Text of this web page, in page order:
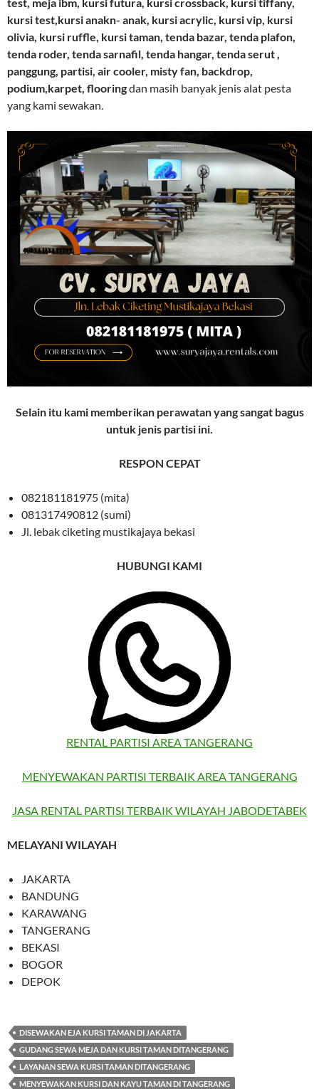
kursi test,kursi anakn- anak, kursi acrylic, kursi vip, kursi
olivia, kursi ruffle, kursi taman, tenda bazar, tenda plafon,
tenda roder, tenda sarnafil, tenda hangar, tenda serut ,
panggung, partisi, air cooler, misty fan, backdrop,
podium,karpet, flooringdan masih banyak jenis alat pesta
yang kami sewakan.
Selain itu kami memberikan perawatan yang sangat bagus
untuk jenis partisi ini.
RESPON CEPAT
082181181975 (mita)
081317490812 (sumi)
Jl. lebak ciketing mustikajaya bekasi
HUBUNGI KAMI
RENTAL PARTISI AREA TANGERANG
MENYEWAKAN PARTISI TERBAIK AREA TANGERANG
JASA RENTAL PARTISI TERBAIK WILAYAH JABODETABEK
MELAYANI WILAYAH
JAKARTA
BANDUNG
KARAWANG
TANGERANG
BEKASI
BOGOR
DEPOK
DISEWAKAN EJA KURSI TAMAN DI JAKARTA
GUDANG SEWA MEJA DAN KURSI TAMAN DITANGERANG
LAYANAN SEWA KURSI TAMAN DITANGERANG
MENYEWAKAN KURSI DAN KAYU TAMAN DI TANGERANG